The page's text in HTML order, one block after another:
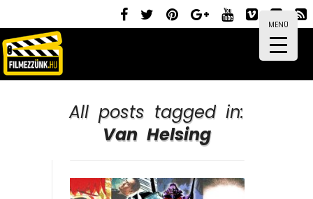
MENÜ
All posts tagged in:
Van Helsing